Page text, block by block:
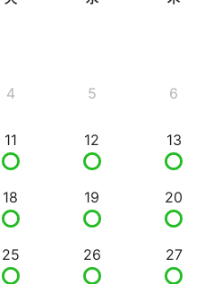
4 5 6
11 12 13
18 19 20
25 26 27